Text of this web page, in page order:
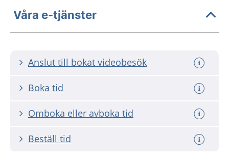
Våra e-tjänster
Anslut till bokat videobesök
Boka tid
Omboka eller avboka tid
Beställ tid